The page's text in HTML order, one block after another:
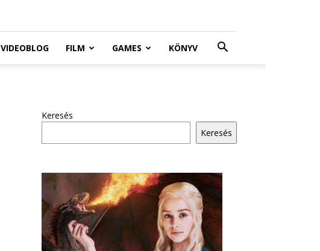
VIDEOBLOG FILM GAMES KÖNYV
Keresés
Keresés